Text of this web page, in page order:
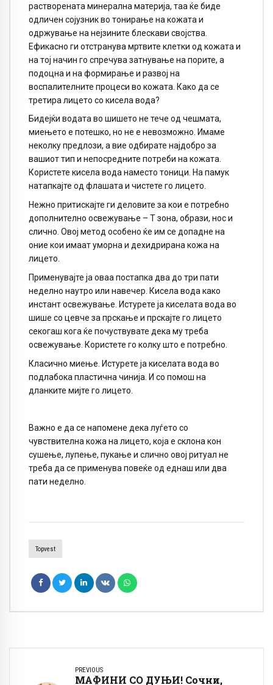
растворената минерална материја, таа ќе биде
одличен сојузник во тонирање на кожата и
одржување на нејзините блескави својства.
Ефикасно ги отстранува мртвите клетки од кожата и
на тој начин го спречува затнување на порите, а
подоцна и на формирање и развој на
воспалителните процеси во кожата. Како да се
третира лицето со кисела вода?
Бидејќи водата во шишето не тече од чешмата,
миењето е потешко, но не е невозможно. Имаме
неколку предлози, а вие одбирате најдобро за
вашиот тип и непосредните потреби на кожата.
Користете кисела вода наместо тоници. На памук
натапкајте од флашата и чистете го лицето.
Нежно притискајте ги деловите за кои е потребно
дополнително освежување – Т зона, образи, нос и
слично. Овој метод особено ќе им се допадне на
оние кои имаат уморна и дехидрирана кожа на
лицето.
Применувајте ја оваа постапка два до три пати
неделно наутро или навечер. Кисела вода како
инстант освежување. Истурете ја киселата вода во
шише со цевче за прскање и прскајте го лицето
секогаш кога ќе почуствувате дека му треба
освежување. Користете го колку што е потребно.
Класично миење. Истурете ја киселата вода во
подлабока пластична чинија. И со помош на
дланките мијте го лицето.
Важно е да се напомене дека луѓето со
чувствителна кожа на лицето, која е склона кон
сушење, лупење, пукање и слично овој ритуал не
треба да се применува повеќе од еднаш или два
пати неделно.
Topvest
PREVIOUS
МАФИНИ СО ДУЊИ! Сочни,